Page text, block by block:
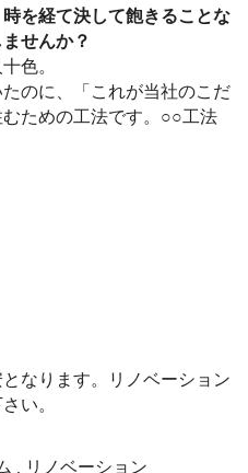
チン、洗面所まで隅から隅
作られているのが分かり、
作ったものから伝わるもの
からの万が一のアフター
っていただきたく、建てた
くなくてなるべく家からも
ーもしっかりしてくださる
。しかしながらそれは建て
であり不安でもありました
や対応を見て「しっかりや
つながりました。 実際に
とでも（例えばグリーンは
乗っていただいており、あ
家づくり最中は一番初め
ち合わせしてくださった
ったりして頂きましたがケ
て、などと作業を分割され
ため、「ここが違う！」と
を経て決して飽きることな
せんか？
色。
のに、「これが当社のこだ
ための工法です。○○工法
どと自社の都合のみを押し
い。
ます。
住まい手のどんな夢でも形
の能力を兼ね備えた工務店
ォームよりお願い致しま
クト提案 住宅局長感謝状
月間 住宅局長賞
なります。リノベーション
い。
, リノベーション